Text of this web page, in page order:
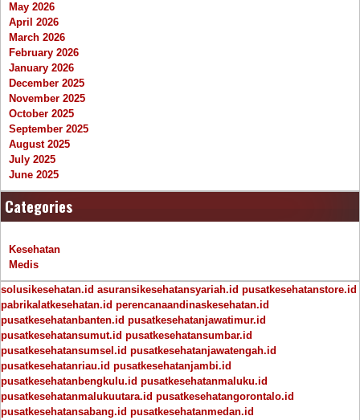
May 2026
April 2026
March 2026
February 2026
January 2026
December 2025
November 2025
October 2025
September 2025
August 2025
July 2025
June 2025
Categories
Kesehatan
Medis
solusikesehatan.id asuransikesehatansyariah.id pusatkesehatanstore.id
pabrikalatkesehatan.id perencanaandinaskesehatan.id
pusatkesehatanbanten.id pusatkesehatanjawatimur.id
pusatkesehatansumut.id pusatkesehatansumbar.id
pusatkesehatansumsel.id pusatkesehatanjawatengah.id
pusatkesehatanriau.id pusatkesehatanjambi.id
pusatkesehatanbengkulu.id pusatkesehatanmaluku.id
pusatkesehatanmalukuutara.id pusatkesehatangorontalo.id
pusatkesehatansabang.id pusatkesehatanmedan.id